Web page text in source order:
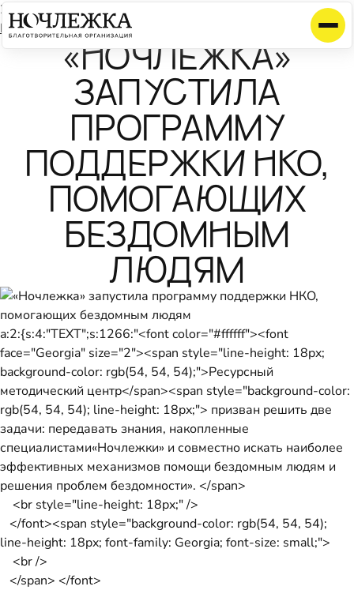
2 октября 2012
Календарь
«НОЧЛЕЖКА»
ЗАПУСТИЛА
ПРОГРАММУ
ПОДДЕРЖКИ НКО,
ПОМОГАЮЩИХ
БЕЗДОМНЫМ
ЛЮДЯМ
a:2:{s:4:"TEXT";s:1266:"<font color="#ffffff"><font
face="Georgia" size="2"><span style="line-height: 18px;
background-color: rgb(54, 54, 54);">Ресурсный
методический центр</span><span style="background-color:
rgb(54, 54, 54); line-height: 18px;"> призван решить две
задачи: передавать знания, накопленные
специалистами«Ночлежки» и совместно искать наиболее
эффективных механизмов помощи бездомным людям и
решения проблем бездомности». </span>
<br style="line-height: 18px;" />
</font><span style="background-color: rgb(54, 54, 54);
line-height: 18px; font-family: Georgia; font-size: small;">
<br />
</span> </font>